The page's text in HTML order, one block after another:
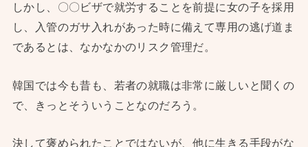
しかし、〇〇ビザで就労することを前提に女の子を採用
し、入管のガサ入れがあった時に備えて専用の逃げ道ま
であるとは、なかなかのリスク管理だ。
韓国では今も昔も、若者の就職は非常に厳しいと聞くの
で、きっとそういうことなのだろう。
決して褒められたことではないが、他に生きる手段がな